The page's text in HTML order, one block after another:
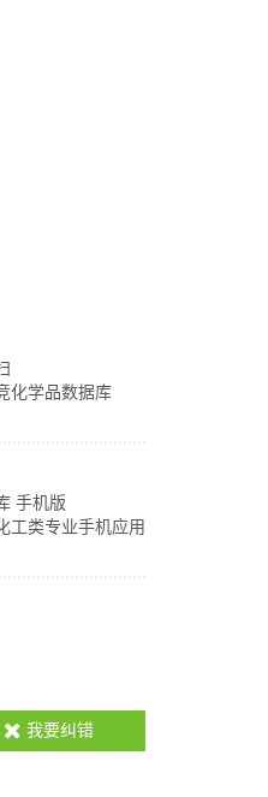
化学品数据库
手机版
工类专业手机应用
我要纠错